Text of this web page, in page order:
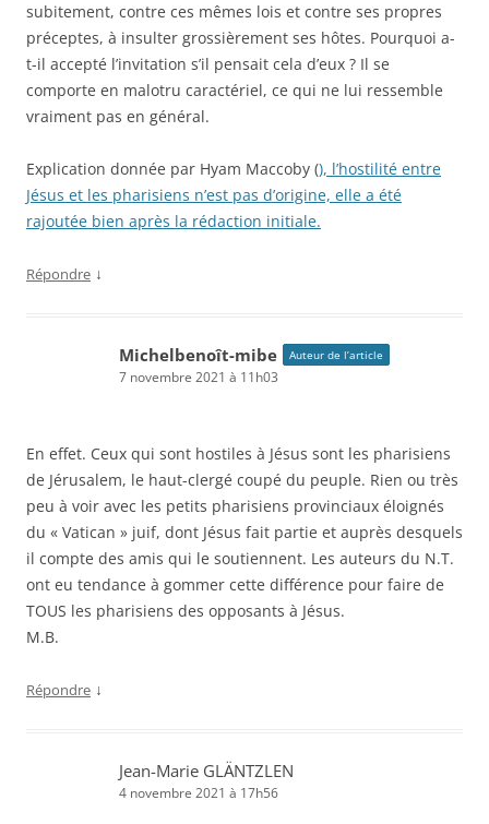
subitement, contre ces mêmes lois et contre ses propres
préceptes, à insulter grossièrement ses hôtes. Pourquoi a-
t-il accepté l’invitation s’il pensait cela d’eux ? Il se
comporte en malotru caractériel, ce qui ne lui ressemble
vraiment pas en général.
Explication donnée par Hyam Maccoby (), l’hostilité entre
Jésus et les pharisiens n’est pas d’origine, elle a été
rajoutée bien après la rédaction initiale.
Répondre ↓
Michelbenoît-mibe Auteur de l’article
7 novembre 2021 à 11h03
En effet. Ceux qui sont hostiles à Jésus sont les pharisiens
de Jérusalem, le haut-clergé coupé du peuple. Rien ou très
peu à voir avec les petits pharisiens provinciaux éloignés
du « Vatican » juif, dont Jésus fait partie et auprès desquels
il compte des amis qui le soutiennent. Les auteurs du N.T.
ont eu tendance à gommer cette différence pour faire de
TOUS les pharisiens des opposants à Jésus.
M.B.
Répondre ↓
Jean-Marie GLÄNTZLEN
4 novembre 2021 à 17h56